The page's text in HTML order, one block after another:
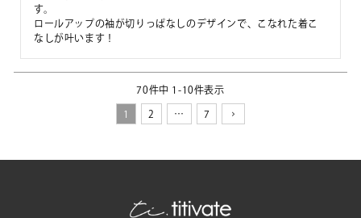
す。
ロールアップの袖が切りっぱなしのデザインで、こなれた着こ
なしが叶います！
70件中 1 -10件表示
1 2 … 7